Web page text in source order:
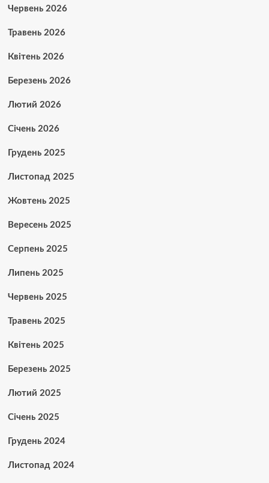
Червень 2026
Травень 2026
Квітень 2026
Березень 2026
Лютий 2026
Січень 2026
Грудень 2025
Листопад 2025
Жовтень 2025
Вересень 2025
Серпень 2025
Липень 2025
Червень 2025
Травень 2025
Квітень 2025
Березень 2025
Лютий 2025
Січень 2025
Грудень 2024
Листопад 2024